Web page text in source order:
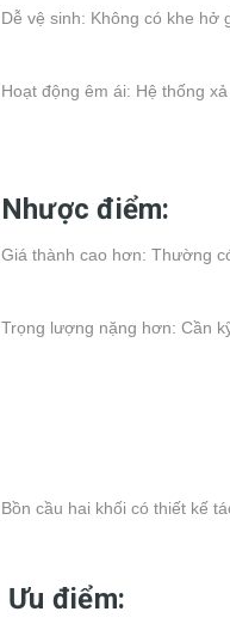
Dễ vệ sinh: Không có khe hở
Hoạt động êm ái: Hệ thống
Nhược điểm:
Giá thành cao hơn: Thường
Trọng lượng nặng hơn: Cần
Bồn cầu hai khối có thiết kế
Ưu điểm: